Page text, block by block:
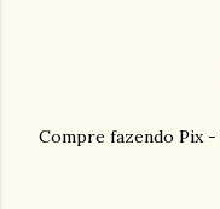
Compre fazendo Pix -